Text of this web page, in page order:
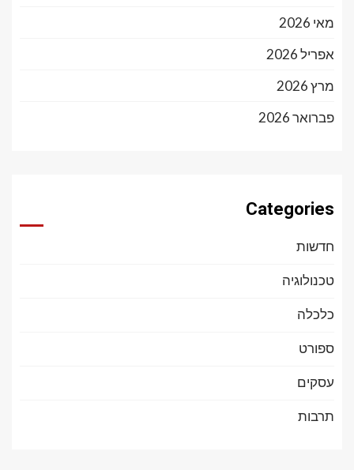
מאי 2026
אפריל 2026
מרץ 2026
פברואר 2026
Categories
חדשות
טכנולוגיה
כלכלה
ספורט
עסקים
תרבות